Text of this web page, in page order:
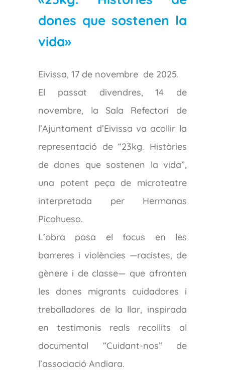
dones que sostenen la
vida»
Eivissa, 17 de novembre de 2025.
El passat divendres, 14 de
novembre, la Sala Refectori de
l’Ajuntament d’Eivissa va acollir la
representació de “23kg. Històries
de dones que sostenen la vida”,
una potent peça de microteatre
interpretada per Hermanas
Picohueso.
L’obra posa el focus en les
barreres i violències —racistes, de
gènere i de classe— que afronten
les dones migrants cuidadores i
treballadores de la llar, inspirada
en testimonis reals recollits al
documental “Cuidant-nos” de
l’associació Andiara.